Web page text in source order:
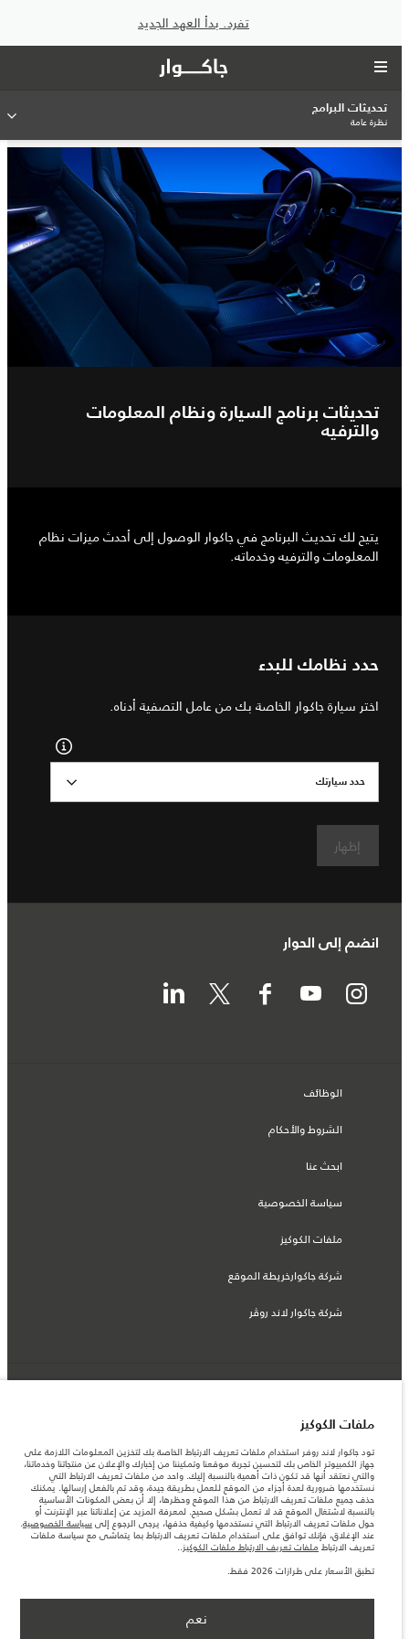
تفرد. بدأ العهد الجديد
تحديثات البرامج
نظرة عامة
تحديثات برنامج السيارة ونظام المعلومات
والترفيه
يتيح لك تحديث البرنامج في جاكوار الوصول إلى أحدث ميزات نظام
المعلومات والترفيه وخدماته.
حدد نظامك للبدء
اختر سيارة جاكوار الخاصة بك من عامل التصفية أدناه.
حدد سيارتك
إظهار
انضم إلى الحوار
الوظائف
الشروط والأحكام
ابحث عنا
سياسة الخصوصية
ملفات الكوكيز
شركة جاكوارخريطة الموقع
شركة جاكوار لاند روڤر
الكويت, شركة السيارات الكويتية للتجارة - الزياني
المعلومات والمواصفات والأسعار والألوان المذكورة على هذا الموقع قد تختلف من بلد إلى
آخر، كما أنّها قد تتغير بدون إشعار مسبق. الرجاء التواصل مع وكيلنا المحلي للتأكد من توفّرها
والتحقق من الأسعار.
الأرقام المقدمة هي نتيجة لاختبارات المصنع الرسمية وفقاً لتشريعات الاتحاد الأوروبي. قد
يتباين استهلك الوقود الفعلي للمركبة عن ذلك المتحقق في تلك الاختبارات كما أن هذه
الأرقام بغرض المقارنة فحسب.
ملاحظة مهمة حول الصور والمواصفات. إن النقص العالمي في أشباه الموصلات يؤثر حاليًا
في مواصفات تصميم السيارات وتوفر الخيارات وتوقيتات التصاميم. هذا ظرف ديناميكي
للغاية، ونتيجة لذلك، قد لا تمثّل الصور المستخدَمة ضمن موقع الويب حاليًا المواصفات الحالية
بالكامل بالنسبة إلى الميزات والخيارات والحلية ومجموعات الألوان. يرجى استشارة وكيلك الذي
ملفات الكوكيز
تود جاكوار لاند روفر استخدام ملفات تعريف الارتباط الخاصة بك لتخزين المعلومات اللازمة على
جهاز الكمبيوتر الخاص بك لتحسين تجربة موقعنا وتمكيننا من إخبارك والإعلان عن منتجاتنا وخدماتنا،
والتي نعتقد أنها قد تكون ذات أهمية بالنسبة إليك. واحد من ملفات تعريف الارتباط التي
نستخدمها ضرورية لعدة أجزاء من الموقع للعمل بطريقة جيدة، وقد تم بالفعل إرسالها. يمكنك
حذف جميع ملفات تعريف الارتباط من هذا الموقع وحظرها، إلا أن بعض المكونات الأساسية
بالنسبة لاشتغال الموقع قد لا تعمل بشكل صحيح. لمعرفة المزيد عن إعلاناتنا عبر الإنترنت أو
حول ملفات تعريف الارتباط التي نستخدمها وكيفية حذفها، يرجى الرجوع إلى سياسة الخصوصية.
عند الإغلاق، فإنك توافق على استخدام ملفات تعريف الارتباط بما يتماشى مع سياسة ملفات
تعريف الارتباط ملفات تعريف الارتباط ملفات الكوكيز..
تطبق الأسعار على طرازات 2026 فقط.
نعم